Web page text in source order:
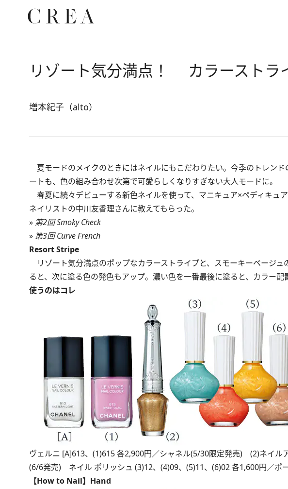
リゾート気分満点！ カラーストラ
増本紀子（alto）
夏モードのメイクのときにはネイルにもこだわりたい。今季のトレン
ートも、色の組み合わせ次第で可愛らしくなりすぎない大人モードに。
春夏に続々デビューする新色ネイルを使って、マニキュア×ペディキュ
ネイリストの中川友香理さんに教えてもらった。
» 第2回 Smoky Check
» 第3回 Curve French
Resort Stripe
リゾート気分満点のポップなカラーストライプと、スモーキーベージ
ると、次に塗る色の発色もアップ。濃い色を一番最後に塗ると、カラー配
使うのはコレ
ヴェルニ [A]613、(1)615 各2,900円／シャネル(5/30限定発売) (2)ネイル
(6/6発売) ネイル ポリッシュ (3)12、(4)09、(5)11、(6)02 各1,600円／ポ
【How to Nail】Hand